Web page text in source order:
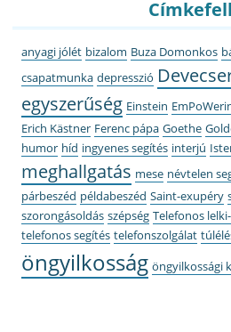
anyagi jólét bizalom Buza Domonkos
csapatmunka depresszió
egyszerűség Einstein
Erich Kästner Ferenc pápa Goethe
humor híd ingyenes segítés interjú
meghallgatás mese névtelen
párbeszéd példabeszéd Saint-exupéry
szorongásoldás szépség Telefonos
telefonos segítés telefonszolgálat
öngyilkosság öngyilkossági